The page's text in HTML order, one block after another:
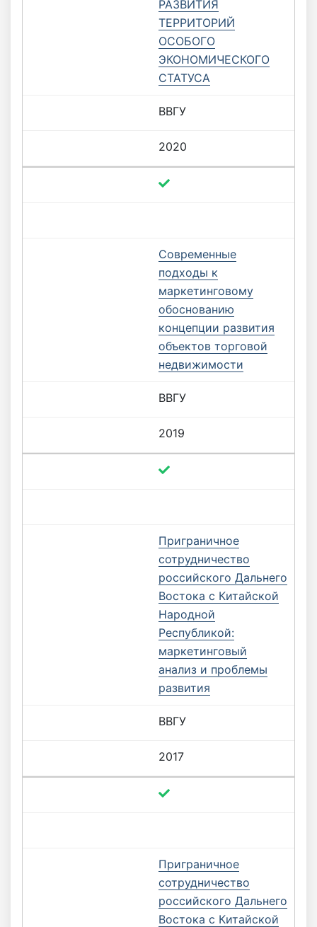
РАЗВИТИЯ
ТЕРРИТОРИЙ
ОСОБОГО
ЭКОНОМИЧЕСКОГО
СТАТУСА
ВВГУ
2020
Cовременные
подходы к
маркетинговому
обоснованию
концепции развития
объектов торговой
недвижимости
ВВГУ
2019
Приграничное
сотрудничество
российского Дальнего
Востока с Китайской
Народной
Республикой:
маркетинговый
анализ и проблемы
развития
ВВГУ
2017
Приграничное
сотрудничество
российского Дальнего
Востока с Китайской